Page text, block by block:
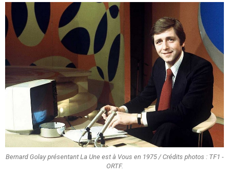
Bernard Golay présentant La Une est à Vous en 1975 / Crédits photos : TF1 -
ORTF.